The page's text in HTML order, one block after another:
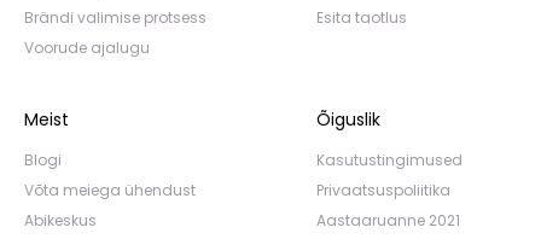
Brändi valimise protsess
Voorude ajalugu
Esita taotlus
Meist
Blogi
Võta meiega ühendust
Abikeskus
Õiguslik
Kasutustingimused
Privaatsuspoliitika
Aastaaruanne 2021